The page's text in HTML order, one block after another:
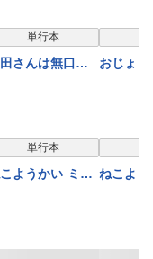
単行本
さんは無口
おじょ
単行本
ようかい ミ
ねこよ